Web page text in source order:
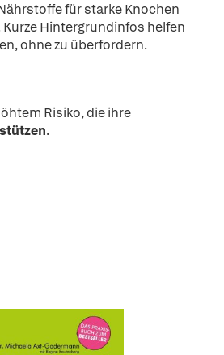
für starke Knochen
Hintergrundinfos helfen
ohne zu überfordern.
Risiko, die ihre
.